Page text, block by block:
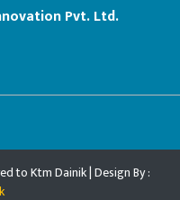
Pvt. Ltd.
to Ktm Dainik | Design By :